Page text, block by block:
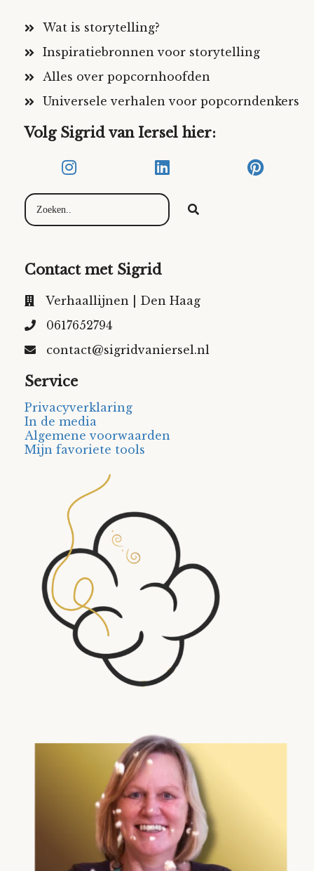
Wat is storytelling?
Inspiratiebronnen voor storytelling
Alles over popcornhoofden
Universele verhalen voor popcorndenkers
Volg Sigrid van Iersel hier:
Contact met Sigrid
Verhaallijnen | Den Haag
0617652794
contact@sigridvaniersel.nl
Service
Privacyverklaring
In de media
Algemene voorwaarden
Mijn favoriete tools